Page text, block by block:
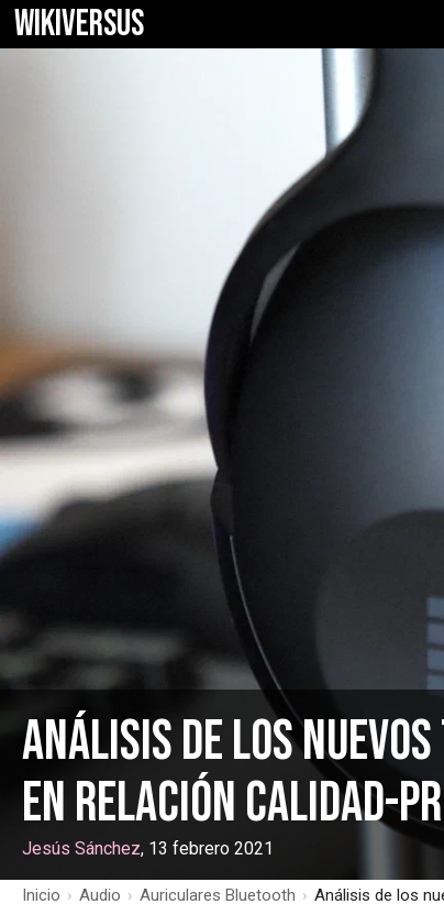
WIKIVERSUS
Análisis de los
en relación calidad-
Jesús Sánchez, 13 febrero 2021
Inicio › Audio › Auriculares Bluetooth › Análisis de los